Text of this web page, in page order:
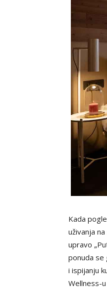
Kada
uživanja
upravo
ponuda se
i ispijanju
Wellness-